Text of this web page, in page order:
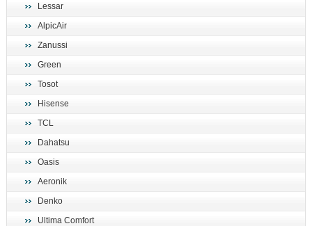
Lessar
AlpicAir
Zanussi
Green
Tosot
Hisense
TCL
Dahatsu
Oasis
Aeronik
Denko
Ultima Comfort